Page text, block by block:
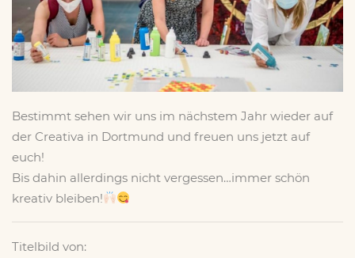
Bestimmt sehen wir uns im nächstem Jahr wieder auf
der Creativa in Dortmund und freuen uns jetzt auf
euch!
Bis dahin allerdings nicht vergessen…immer schön
kreativ bleiben!
Titelbild von: